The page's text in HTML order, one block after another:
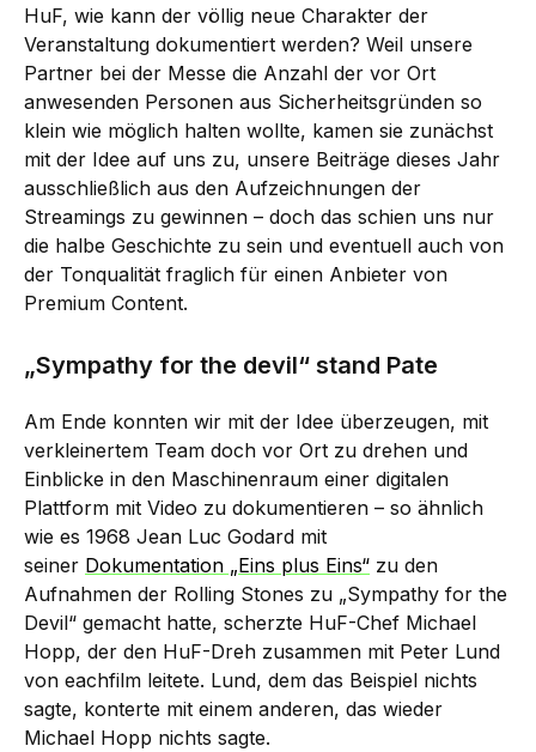
HuF, wie kann der völlig neue Charakter der
Veranstaltung dokumentiert werden? Weil unsere
Partner bei der Messe die Anzahl der vor Ort
anwesenden Personen aus Sicherheitsgründen so
klein wie möglich halten wollte, kamen sie zunächst
mit der Idee auf uns zu, unsere Beiträge dieses Jahr
ausschließlich aus den Aufzeichnungen der
Streamings zu gewinnen – doch das schien uns nur
die halbe Geschichte zu sein und eventuell auch von
der Tonqualität fraglich für einen Anbieter von
Premium Content.
„Sympathy for the devil“ stand Pate
Am Ende konnten wir mit der Idee überzeugen, mit
verkleinertem Team doch vor Ort zu drehen und
Einblicke in den Maschinenraum einer digitalen
Plattform mit Video zu dokumentieren – so ähnlich
wie es 1968 Jean Luc Godard mit
seiner Dokumentation „Eins plus Eins“ zu den
Aufnahmen der Rolling Stones zu „Sympathy for the
Devil“ gemacht hatte, scherzte HuF-Chef Michael
Hopp, der den HuF-Dreh zusammen mit Peter Lund
von eachfilm leitete. Lund, dem das Beispiel nichts
sagte, konterte mit einem anderen, das wieder
Michael Hopp nichts sagte.